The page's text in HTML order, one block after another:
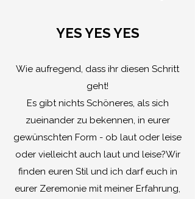
YES YES YES
Wie aufregend, dass ihr diesen Schritt
geht!
Es gibt nichts Schöneres, als sich
zueinander zu bekennen, in eurer
gewünschten Form - ob laut oder leise
oder vielleicht auch laut und leise?Wir
finden euren Stil und ich darf euch in
eurer Zeremonie mit meiner Erfahrung,